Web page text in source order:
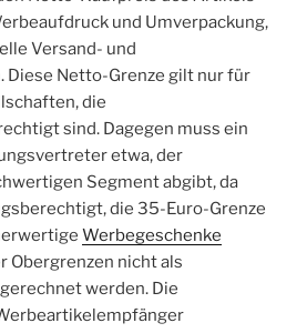
und Umverpackung,
Versand- und
Diese Netto-Grenze gilt nur für
die
sind. Dagegen muss ein
etwa, der
Segment abgibt, da
die 35-Euro-Grenze
Werbegeschenke
Obergrenzen nicht als
werden. Die